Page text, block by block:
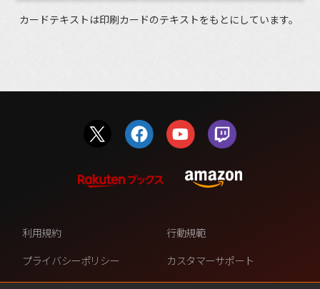
カードテキストは印刷カードのテキストをもとにしています。
利用規約
行動規範
プライバシーポリシー
カスタマーサポート